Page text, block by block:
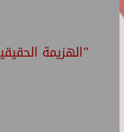
"الهزيمة